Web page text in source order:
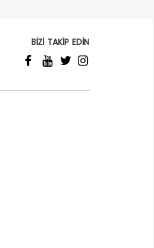
BİZİ TAKİP EDİN